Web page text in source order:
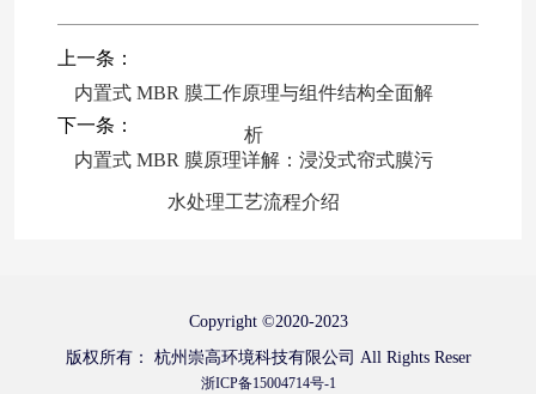
上一条：
内置式 MBR 膜工作原理与组件结构全面解
析
下一条：
内置式 MBR 膜原理详解：浸没式帘式膜污
水处理工艺流程介绍
Copyright ©2020-2023
版权所有：
杭州崇高环境科技有限公司 All Rights Reser
浙ICP备15004714号-1